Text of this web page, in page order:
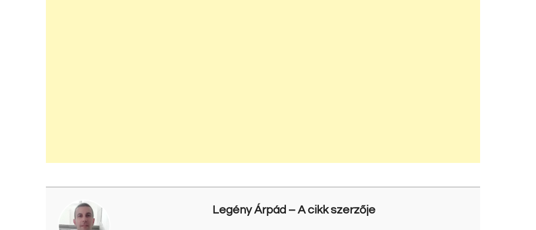
Legény Árpád – A cikk szerzője